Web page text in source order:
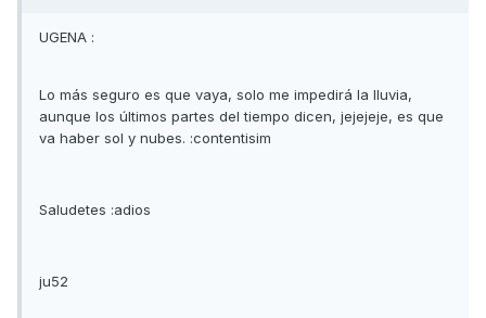
UGENA :
Lo más seguro es que vaya, solo me impedirá la lluvia,
aunque los últimos partes del tiempo dicen, jejejeje, es que
va haber sol y nubes. :contentisim
Saludetes :adios
ju52